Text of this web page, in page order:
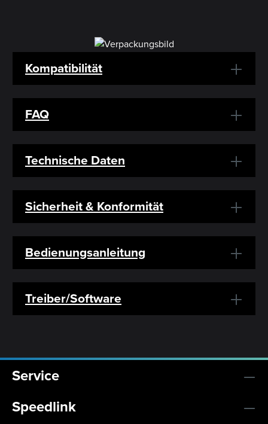
Kompatibilität
FAQ
Technische Daten
Sicherheit & Konformität
Bedienungsanleitung
Treiber/Software
Service
Speedlink